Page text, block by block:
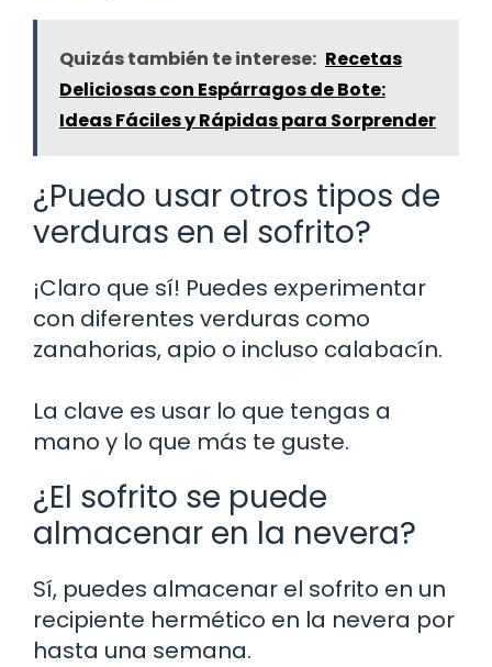
Quizás también te interese: Recetas
Deliciosas con Espárragos de Bote:
Ideas Fáciles y Rápidas para Sorprender
¿Puedo usar otros tipos de
verduras en el sofrito?
¡Claro que sí! Puedes experimentar
con diferentes verduras como
zanahorias, apio o incluso calabacín.
La clave es usar lo que tengas a
mano y lo que más te guste.
¿El sofrito se puede
almacenar en la nevera?
Sí, puedes almacenar el sofrito en un
recipiente hermético en la nevera por
hasta una semana.